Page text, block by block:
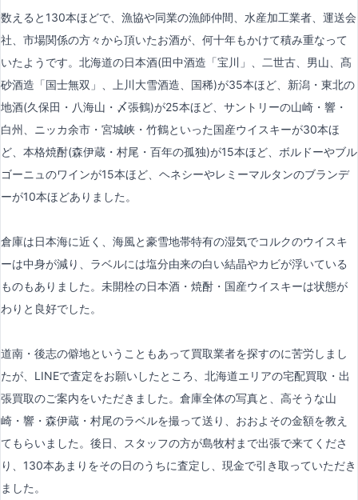
数えると130本ほどで、漁協や同業の漁師仲間、水産加工業者、運送会
社、市場関係の方々から頂いたお酒が、何十年もかけて積み重なって
いたようです。北海道の日本酒(田中酒造「宝川」、二世古、男山、髙
砂酒造「国士無双」、上川大雪酒造、国稀)が35本ほど、新潟・東北の
地酒(久保田・八海山・〆張鶴)が25本ほど、サントリーの山崎・響・
白州、ニッカ余市・宮城峡・竹鶴といった国産ウイスキーが30本ほ
ど、本格焼酎(森伊蔵・村尾・百年の孤独)が15本ほど、ボルドーやブル
ゴーニュのワインが15本ほど、ヘネシーやレミーマルタンのブランデ
ーが10本ほどありました。
倉庫は日本海に近く、海風と豪雪地帯特有の湿気でコルクのウイスキ
ーは中身が減り、ラベルには塩分由来の白い結晶やカビが浮いている
ものもありました。未開栓の日本酒・焼酎・国産ウイスキーは状態が
わりと良好でした。
道南・後志の僻地ということもあって買取業者を探すのに苦労しまし
たが、LINEで査定をお願いしたところ、北海道エリアの宅配買取・出
張買取のご案内をいただきました。倉庫全体の写真と、高そうな山
崎・響・森伊蔵・村尾のラベルを撮って送り、おおよその金額を教え
てもらいました。後日、スタッフの方が島牧村まで出張で来てくださ
り、130本あまりをその日のうちに査定し、現金で引き取っていただき
ました。